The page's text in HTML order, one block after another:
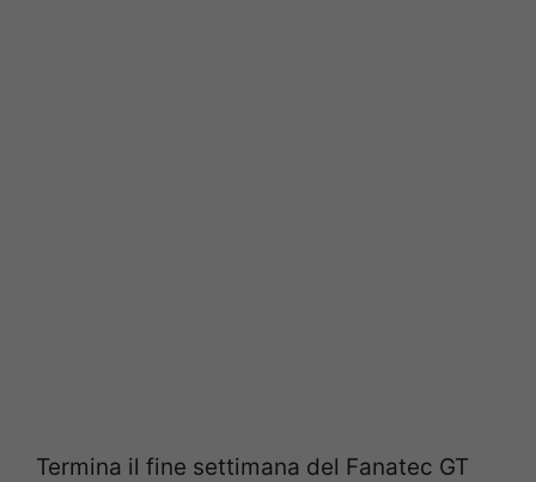
Termina il fine settimana del Fanatec GT